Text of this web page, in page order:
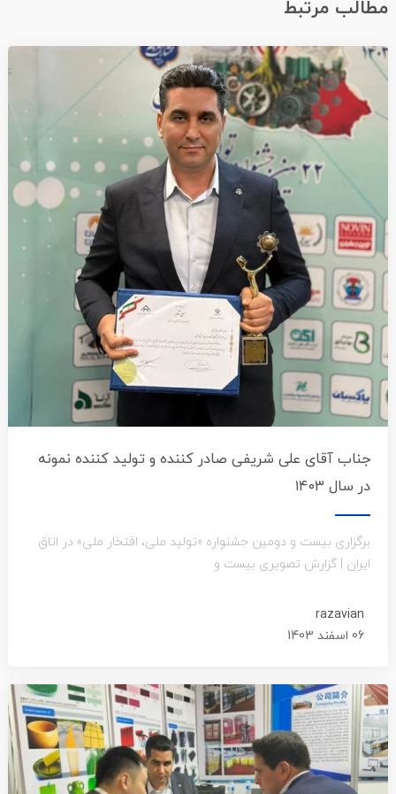
مطالب مرتبط
جناب آقای علی شریفی صادر کننده و تولید کننده نمونه
در سال ۱۴۰۳
برگزاری بیست و دومین جشنواره «تولید ملی، افتخار ملی» در اتاق
ایران | گزارش تصویری بیست و
razavian
06 اسفند 1403